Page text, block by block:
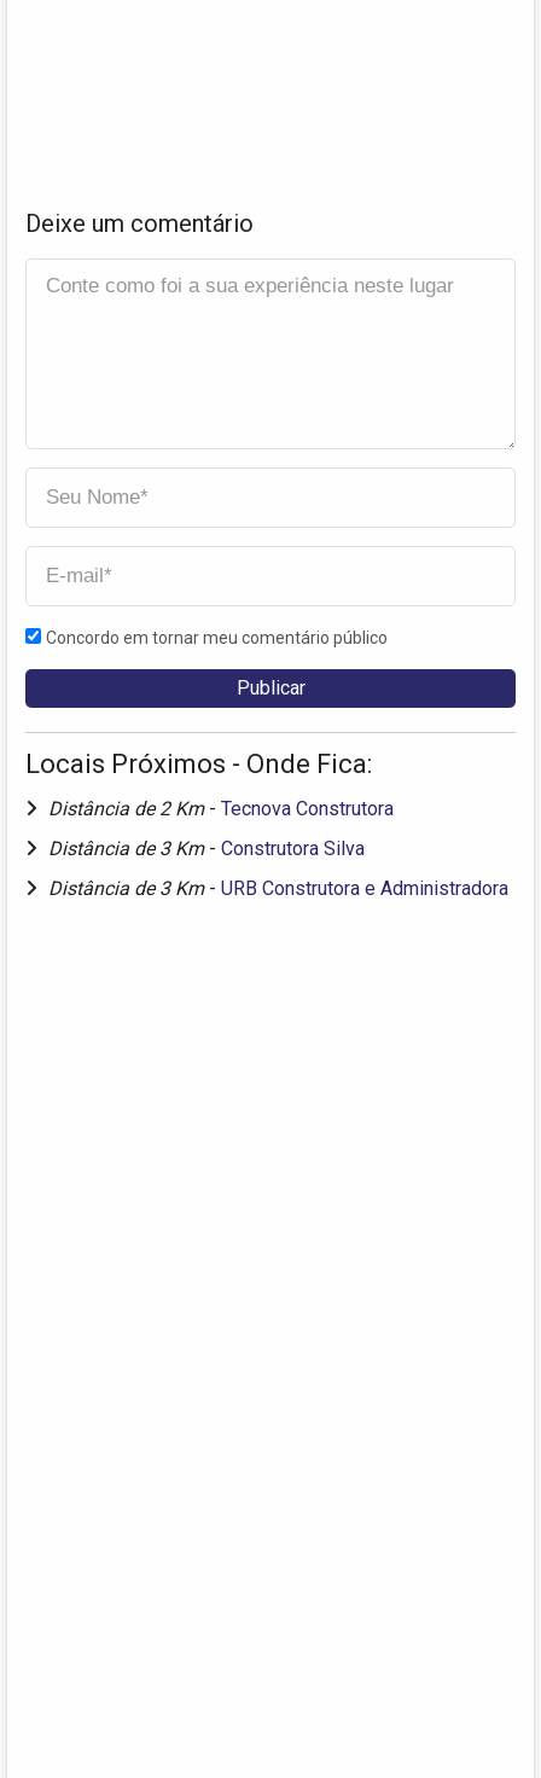
Deixe um comentário
Concordo em tornar meu comentário público
Locais Próximos - Onde Fica:
Distância de 2 Km - Tecnova Construtora
Distância de 3 Km - Construtora Silva
Distância de 3 Km - URB Construtora e Administradora